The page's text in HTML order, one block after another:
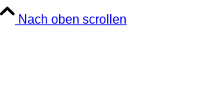
Nach oben scrollen